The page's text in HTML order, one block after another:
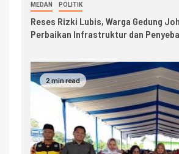
MEDAN POLITIK
Reses Rizki Lubis, Warga Gedung
Perbaikan Infrastruktur dan
2 min read